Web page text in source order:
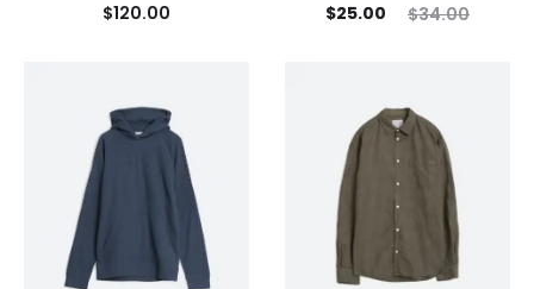
$120.00
$34.00
$25.00